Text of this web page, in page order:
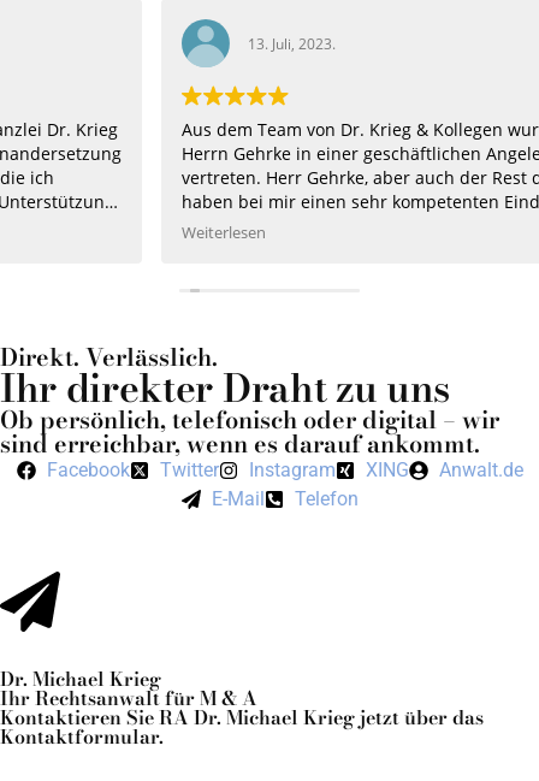
13. Juli, 2023.
Aus dem Team von Dr. Krieg & Kollegen wurde ich durch
Herrn Gehrke in einer geschäftlichen Angelegenheit
vertreten. Herr Gehrke, aber auch der Rest des Teams
haben bei mir einen sehr kompetenten Eindruck
hinterlassen. Ich habe mich sehr gut aufgehoben und
Direkt. Verlässlich.
Ihr direkter Draht zu uns
Ob persönlich, telefonisch oder digital – wir
sind erreichbar, wenn es darauf ankommt.
Facebook Twitter Instagram XING
Anwalt.de
E-Mail
Telefon
Dr. Michael Krieg
Ihr Rechtsanwalt für M & A
Kontaktieren Sie RA Dr. Michael Krieg jetzt über das
Kontaktformular.